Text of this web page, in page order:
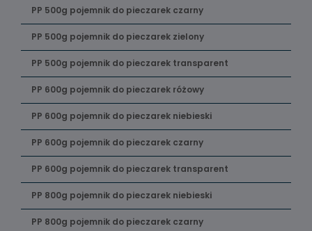
PP 500g pojemnik do pieczarek czarny
PP 500g pojemnik do pieczarek zielony
PP 500g pojemnik do pieczarek transparent
PP 600g pojemnik do pieczarek różowy
PP 600g pojemnik do pieczarek niebieski
PP 600g pojemnik do pieczarek czarny
PP 600g pojemnik do pieczarek transparent
PP 800g pojemnik do pieczarek niebieski
PP 800g pojemnik do pieczarek czarny